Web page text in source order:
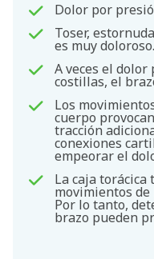
Dolor por
Toser,
es muy doloroso.
A veces el
costillas, el
Los
cuerpo
tracción
conexiones
empeorar el
La caja torácica
movimientos
Por lo tanto,
brazo pueden